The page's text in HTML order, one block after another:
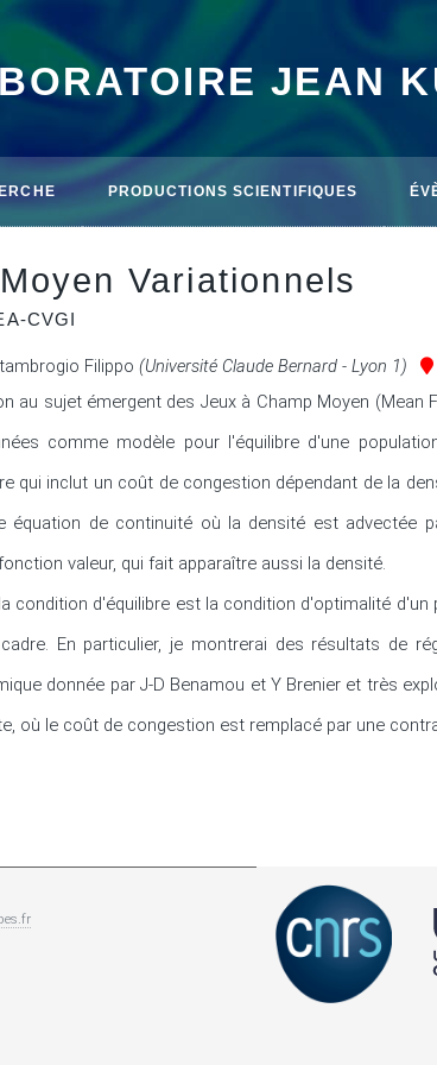
JEAN
PRODUCTIONS SCIENTIFIQUES
Variationnels
CVGI
Filippo (Université Claude Bernard - Lyon 1)
au sujet émergent des Jeux à Champ Moyen (Mean
comme modèle pour l'équilibre d'une
qui inclut un coût de congestion dépendant de la
équation de continuité où la densité est advectée
valeur, qui fait apparaître aussi la densité.
condition d'équilibre est la condition d'optimalité d'un
En particulier, je montrerai des résultats de
donnée par J-D Benamou et Y Brenier et très
où le coût de congestion est remplacé par une